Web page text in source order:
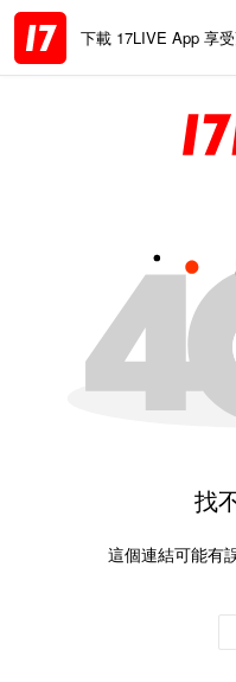
下載 17LIVE App 享
找
這個連結可能有